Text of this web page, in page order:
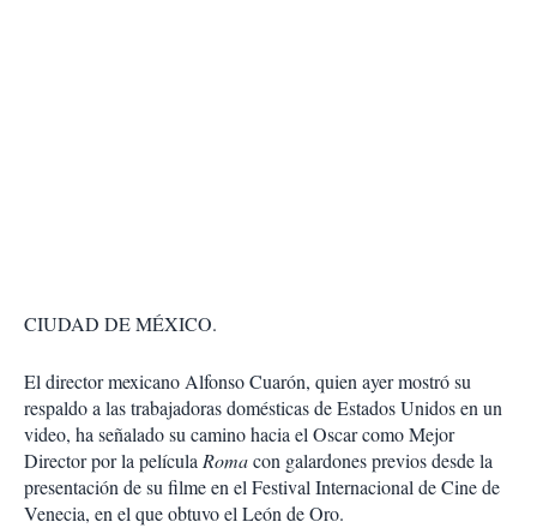
CIUDAD DE MÉXICO.
El director mexicano Alfonso Cuarón, quien ayer mostró su
respaldo a las trabajadoras domésticas de Estados Unidos en un
video, ha señalado su camino hacia el Oscar como Mejor
Director por la películaRomacon galardones previos desde la
presentación de su filme en el Festival Internacional de Cine de
Venecia, en el que obtuvo el León de Oro.